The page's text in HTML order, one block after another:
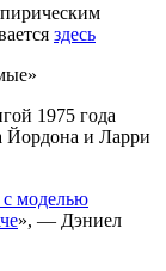
здесь
1975 года
Йордона и Ларри
моделью
», — Дэниел